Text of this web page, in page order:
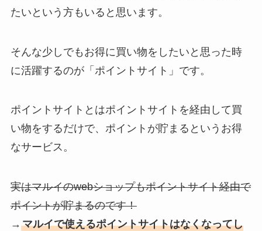
たいという方もいると思います。
そんな少しでもお得に買い物をしたいと思った時
に活躍するのが「ポイントサイト」です。
ポイントサイトとはポイントサイトを経由して買
い物をするだけで、ポイントが貯まるというお得
なサービス。
実はマルイのwebショップもポイントサイト経由で
ポイントが貯まるのです！
→ マルイで使えるポイントサイトはなくなってし